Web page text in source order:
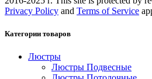
Privacy Policy and Terms of Service
Категории товаров
Люстры
Люстры Подвесные